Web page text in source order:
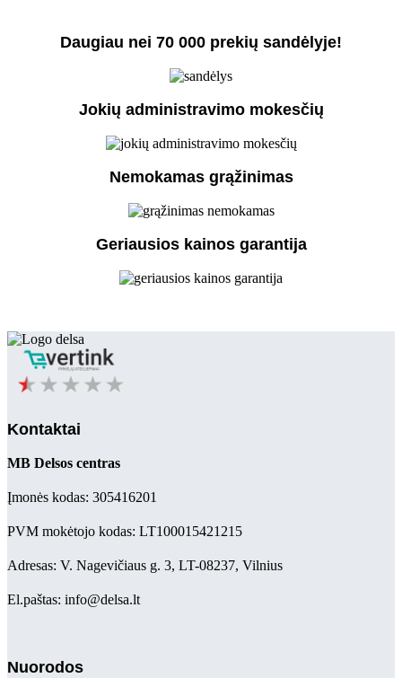
Daugiau nei 70 000 prekių sandėlyje!
Jokių administravimo mokesčių
Nemokamas grąžinimas
Geriausios kainos garantija
Kontaktai
MB Delsos centras
Įmonės kodas: 305416201
PVM mokėtojo kodas: LT100015421215
Adresas: V. Nagevičiaus g. 3, LT-08237, Vilnius
El.paštas: info@delsa.lt
Nuorodos